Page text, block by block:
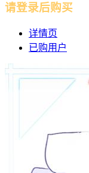
请登录后购买
详情页
已购用户